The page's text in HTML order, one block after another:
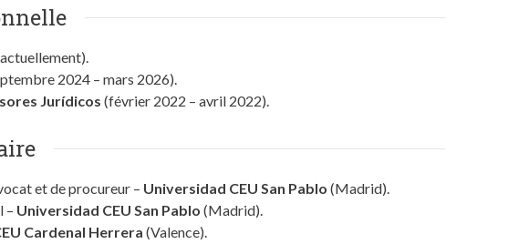
2024 – mars 2026).
Jurídicos (février 2022 – avril 2022).
et de procureur – Universidad CEU San Pablo (Madrid).
– Universidad CEU San Pablo (Madrid).
Cardenal Herrera (Valence).